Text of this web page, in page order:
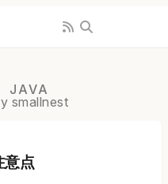
JAVA
smallnest
意点